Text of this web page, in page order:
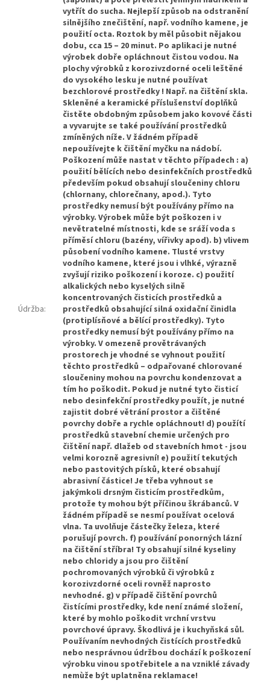
Údržba:
vytřít do sucha. Nejlepší způsob na odstranění
silnějšího znečištění, např. vodního kamene, je
použití octa. Roztok by měl působit nějakou
dobu, cca 15 – 20 minut. Po aplikaci je nutné
výrobek dobře opláchnout čistou vodou. Na
plochy výrobků z korozivzdorné oceli leštěné
do vysokého lesku je nutné používat
bezchlorové prostředky ! Např. na čištění skla.
Skleněné a keramické příslušenství doplňků
čistěte obdobným způsobem jako kovové části
a vyvarujte se také používání prostředků
zmíněných níže. V žádném případě
nepoužívejte k čištění myčku na nádobí.
Poškození může nastat v těchto případech : a)
použití bělících nebo desinfekčních prostředků
především pokud obsahují sloučeniny chloru
(chlornany, chlorečnany, apod.). Tyto
prostředky nemusí být používány přímo na
výrobky. Výrobek může být poškozen i v
nevětratelné místnosti, kde se sráží voda s
příměsí chloru (bazény, vířivky apod). b) vlivem
působení vodního kamene. Tlusté vrstvy
vodního kamene, které jsou i vlhké, výrazně
zvyšují riziko poškození i koroze. c) použití
alkalických nebo kyselých silně
koncentrovaných čisticích prostředků a
prostředků obsahující silná oxidační činidla
(protiplísňové a bělící prostředky). Tyto
prostředky nemusí být používány přímo na
výrobky. V omezeně provětrávaných
prostorech je vhodné se vyhnout použití
těchto prostředků – odpařované chlorované
sloučeniny mohou na povrchu kondenzovat a
tím ho poškodit. Pokud je nutné tyto čisticí
nebo desinfekční prostředky použít, je nutné
zajistit dobré větrání prostor a čištěné
povrchy dobře a rychle opláchnout! d) použítí
prostředků stavební chemie určených pro
čištění např. dlažeb od stavebních hmot - jsou
velmi korozně agresivní! e) použití tekutých
nebo pastovitých písků, které obsahují
abrasivní částice! Je třeba vyhnout se
jakýmkoli drsným čisticím prostředkům,
protože ty mohou být příčinou škrábanců. V
žádném případě se nesmí používat ocelová
vlna. Ta uvolňuje částečky železa, které
porušují povrch. f) používání ponorných lázní
na čištění stříbra! Ty obsahují silné kyseliny
nebo chloridy a jsou pro čištění
pochromovaných výrobků či výrobků z
korozivzdorné oceli rovněž naprosto
nevhodné. g) v případě čištění povrchů
čistícími prostředky, kde není známé složení,
které by mohlo poškodit vrchní vrstvu
povrchové úpravy. Škodlivá je i kuchyňská sůl.
Používaním nevhodných čistících prostředků
nebo nesprávnou údržbou dochází k poškození
výrobku vinou spotřebitele a na vzniklé závady
nemùže být uplatněna reklamace!